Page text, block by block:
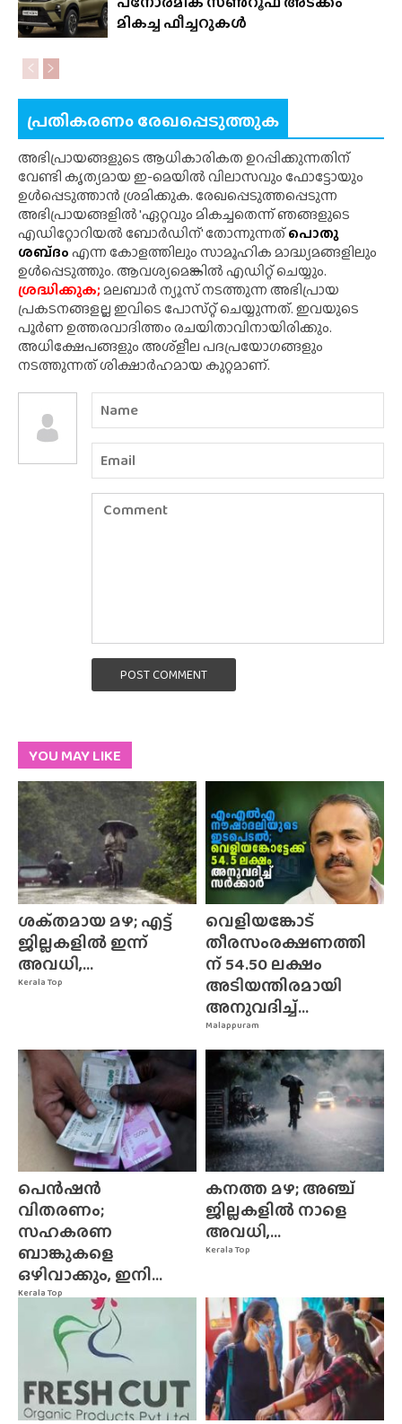
മികച്ച ഫീച്ചറുകൾ
പ്രതികരണം രേഖപ്പെടുത്തുക
അഭിപ്രായങ്ങളുടെ ആധികാരികത ഉറപ്പിക്കുന്നതിന്
വേണ്ടി കൃത്യമായ ഇ-മെയിൽ വിലാസവും ഫോട്ടോയും
ഉൾപ്പെടുത്താൻ ശ്രമിക്കുക. രേഖപ്പെടുത്തപ്പെടുന്ന
അഭിപ്രായങ്ങളിൽ 'ഏറ്റവും മികച്ചതെന്ന് ഞങ്ങളുടെ
എഡിറ്റോറിയൽ ബോർഡിന്' തോന്നുന്നത്പൊതു
ശബ്‌ദംഎന്ന കോളത്തിലും സാമൂഹിക മാദ്ധ്യമങ്ങളിലും
ഉൾപ്പെടുത്തും. ആവശ്യമെങ്കിൽ എഡിറ്റ് ചെയ്യും.
ശ്രദ്ധിക്കുക;മലബാർ ന്യൂസ് നടത്തുന്ന അഭിപ്രായ
പ്രകടനങ്ങളല്ല ഇവിടെ പോസ്‌റ്റ് ചെയ്യുന്നത്. ഇവയുടെ
പൂർണ ഉത്തരവാദിത്തം രചയിതാവിനായിരിക്കും.
അധിക്ഷേപങ്ങളും അശ്‌ളീല പദപ്രയോഗങ്ങളും
നടത്തുന്നത് ശിക്ഷാർഹമായ കുറ്റമാണ്.
POST COMMENT
YOU MAY LIKE
Kerala Top
ശക്‌തമായ മഴ; എട്ട്
ജില്ലകളിൽ ഇന്ന്
അവധി,...
Malappuram
വെളിയങ്കോട്
തീരസംരക്ഷണത്തി
ന് 54.50 ലക്ഷം
അടിയന്തിരമായി
അനുവദിച്ച്...
Kerala Top
പെൻഷൻ
വിതരണം;
സഹകരണ
ബാങ്കുകളെ
ഒഴിവാക്കും, ഇനി...
Kerala Top
കനത്ത മഴ; അഞ്ച്
ജില്ലകളിൽ നാളെ
അവധി,...